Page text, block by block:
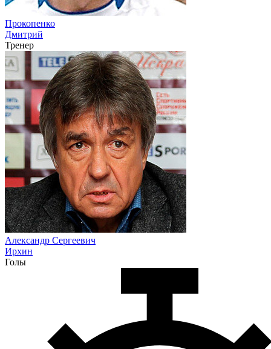
Прокопенко
Дмитрий
Тренер
Александр Сергеевич
Ирхин
Голы